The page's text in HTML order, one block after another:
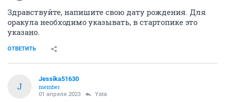
Здравствуйте, напишите свою дату рождения. Для
оракула необходимо указывать, в стартопике это
указано.
ОТВЕТИТЬ
J
Jessika51630
member
01 апреля 2023 Yata